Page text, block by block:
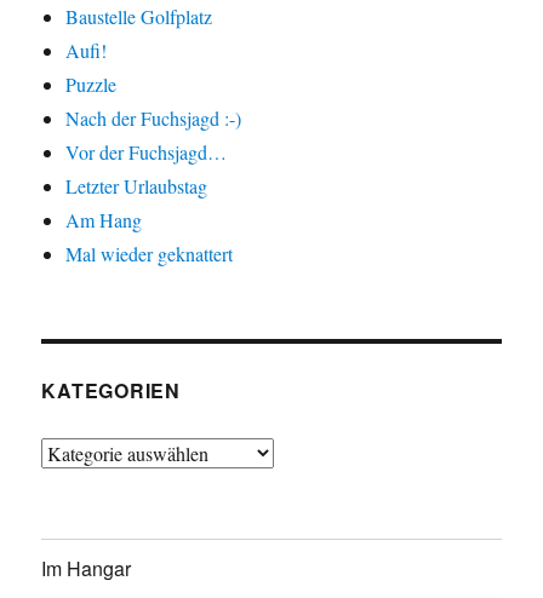
Baustelle Golfplatz
Aufi!
Puzzle
Nach der Fuchsjagd :-)
Vor der Fuchsjagd…
Letzter Urlaubstag
Am Hang
Mal wieder geknattert
KATEGORIEN
Kategorien
Im Hangar